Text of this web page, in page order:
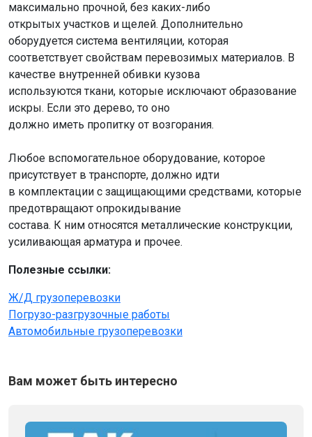
максимально прочной, без каких-либо
открытых участков и щелей. Дополнительно
оборудуется система вентиляции, которая
соответствует свойствам перевозимых материалов. В
качестве внутренней обивки кузова
используются ткани, которые исключают образование
искры. Если это дерево, то оно
должно иметь пропитку от возгорания.
Любое вспомогательное оборудование, которое
присутствует в транспорте, должно идти
в комплектации с защищающими средствами, которые
предотвращают опрокидывание
состава. К ним относятся металлические конструкции,
усиливающая арматура и прочее.
Полезные ссылки:
Ж/Д грузоперевозки
Погрузо-разгрузочные работы
Автомобильные грузоперевозки
Вам может быть интересно